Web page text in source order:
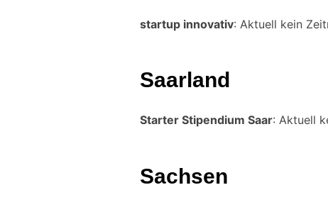
startup innovativ: Aktuell kein
Saarland
Starter Stipendium Saar: Aktuell
Sachsen